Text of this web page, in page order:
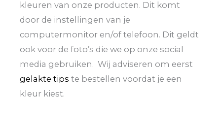
kleuren van onze producten. Dit komt
door de instellingen van je
computermonitor en/of telefoon. Dit geldt
ook voor de foto’s die we op onze social
media gebruiken. Wij adviseren om eerst
gelakte tips te bestellen voordat je een
kleur kiest.